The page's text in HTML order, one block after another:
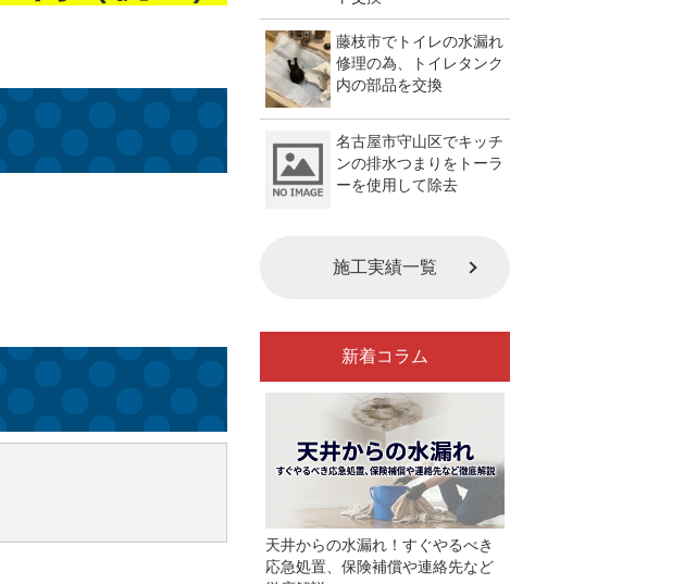
藤枝市でトイレの水漏れ
修理の為、トイレタンク
内の部品を交換
名古屋市守山区でキッチ
ンの排水つまりをトーラ
ーを使用して除去
施工実績一覧
新着コラム
天井からの水漏れ！すぐやるべき
応急処置、保険補償や連絡先など